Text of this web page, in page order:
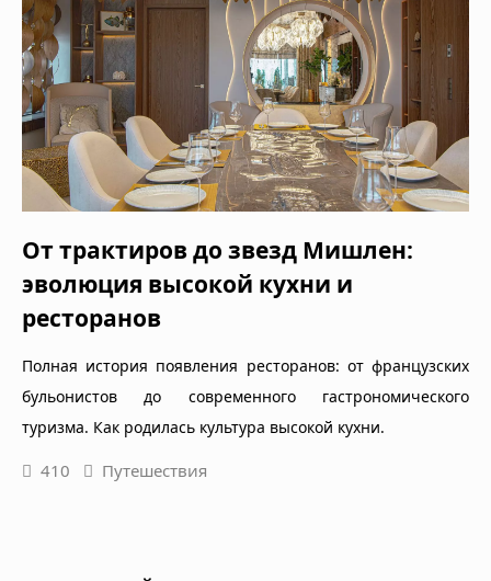
От трактиров до звезд Мишлен:
эволюция высокой кухни и
ресторанов
Полная история появления ресторанов: от французских
бульонистов до современного гастрономического
туризма. Как родилась культура высокой кухни.
410 Путешествия